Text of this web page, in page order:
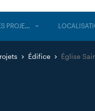
TOUS LES PROJETS
Édifice Église